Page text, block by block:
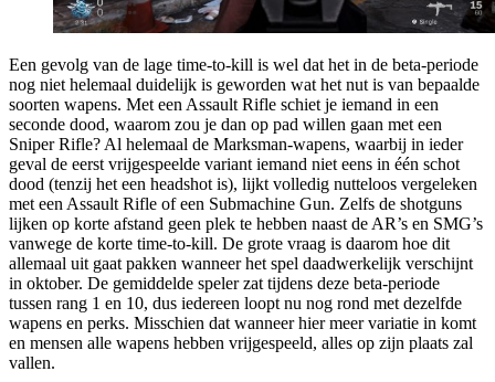
Een gevolg van de lage time-to-kill is wel dat het in de beta-periode
nog niet helemaal duidelijk is geworden wat het nut is van bepaalde
soorten wapens. Met een Assault Rifle schiet je iemand in een
seconde dood, waarom zou je dan op pad willen gaan met een
Sniper Rifle? Al helemaal de Marksman-wapens, waarbij in ieder
geval de eerst vrijgespeelde variant iemand niet eens in één schot
dood (tenzij het een headshot is), lijkt volledig nutteloos vergeleken
met een Assault Rifle of een Submachine Gun. Zelfs de shotguns
lijken op korte afstand geen plek te hebben naast de AR’s en SMG’s
vanwege de korte time-to-kill. De grote vraag is daarom hoe dit
allemaal uit gaat pakken wanneer het spel daadwerkelijk verschijnt
in oktober. De gemiddelde speler zat tijdens deze beta-periode
tussen rang 1 en 10, dus iedereen loopt nu nog rond met dezelfde
wapens en perks. Misschien dat wanneer hier meer variatie in komt
en mensen alle wapens hebben vrijgespeeld, alles op zijn plaats zal
vallen.